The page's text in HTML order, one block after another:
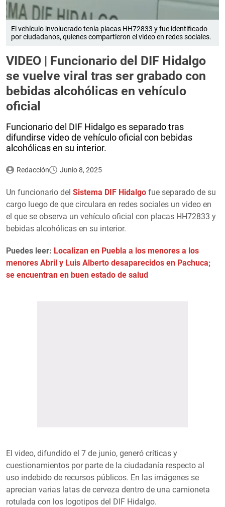
El vehículo involucrado tenía placas HH72833 y fue identificado
por ciudadanos, quienes compartieron el video en redes sociales.
VIDEO | Funcionario del DIF Hidalgo
se vuelve viral tras ser grabado con
bebidas alcohólicas en vehículo
oficial
Funcionario del DIF Hidalgo es separado tras
difundirse video de vehículo oficial con bebidas
alcohólicas en su interior.
Redacción Junio 8, 2025
Un funcionario del Sistema DIF Hidalgo fue separado de su
cargo luego de que circulara en redes sociales un video en
el que se observa un vehículo oficial con placas HH72833 y
bebidas alcohólicas en su interior.
Puedes leer: Localizan en Puebla a los menores a los
menores Abril y Luis Alberto desaparecidos en Pachuca;
se encuentran en buen estado de salud
El video, difundido el 7 de junio, generó críticas y
cuestionamientos por parte de la ciudadanía respecto al
uso indebido de recursos públicos. En las imágenes se
aprecian varias latas de cerveza dentro de una camioneta
rotulada con los logotipos del DIF Hidalgo.